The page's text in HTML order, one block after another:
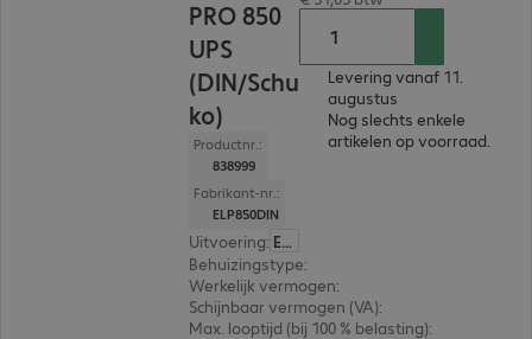
PRO 850
UPS
(DIN/Schu
ko)
Productnr.:
838999
Fabrikant-nr.:
ELP850DIN
Uitvoering: Europa
Behuizingstype:
Werkelijk vermogen:
Schijnbaar vermogen (VA):
Max. looptijd (bij 100 % belasting):
Levering vanaf 11.
augustus
Nog slechts enkele
artikelen op voorraad.